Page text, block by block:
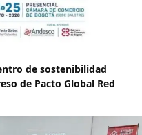
de sostenibilidad
de Pacto Global Red